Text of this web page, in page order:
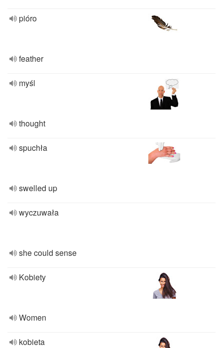
pióro
feather
myśl
thought
spuchła
swelled up
wyczuwała
she could sense
Kobiety
Women
kobieta